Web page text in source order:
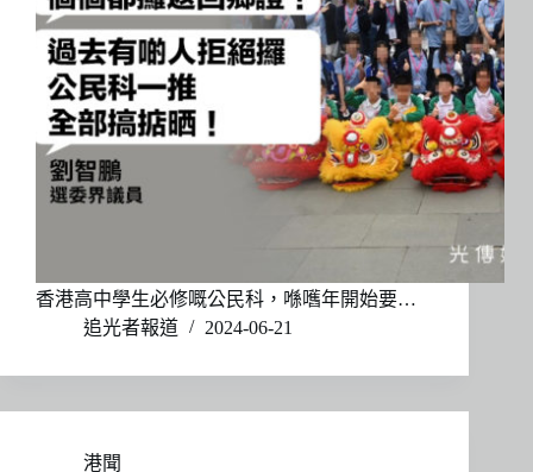
香港高中學生必修嘅公民科，喺嚿年開始要…
追光者報道
2024-06-21
港聞